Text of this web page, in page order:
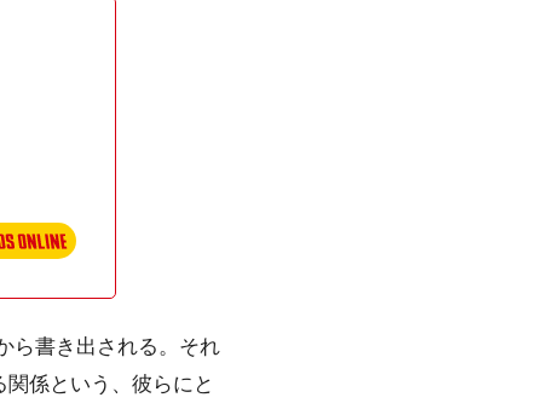
ら書き出される。それ
係という、彼らにと